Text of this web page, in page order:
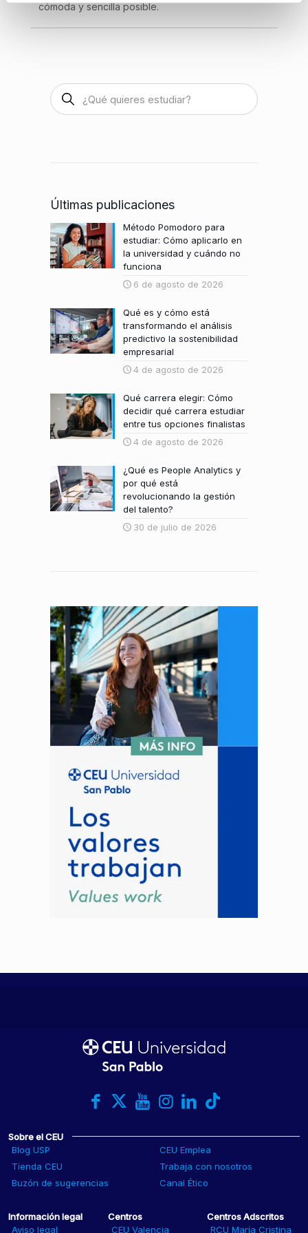
cómoda y sencilla posible.
Últimas publicaciones
Método Pomodoro para
estudiar: Cómo aplicarlo en
la universidad y cuándo no
funciona
6 de agosto de 2026
Qué es y cómo está
transformando el análisis
predictivo la sostenibilidad
empresarial
4 de agosto de 2026
Qué carrera elegir: Cómo
decidir qué carrera estudiar
entre tus opciones finalistas
4 de agosto de 2026
¿Qué es People Analytics y
por qué está
revolucionando la gestión
del talento?
30 de julio de 2026
Sobre el CEU
Blog USP
CEU Emplea
Tienda CEU
Trabaja con nosotros
Buzón de sugerencias
Canal Ético
Información legal
Aviso legal
Centros
CEU Valencia
Centros Adscritos
RCU María Cristina